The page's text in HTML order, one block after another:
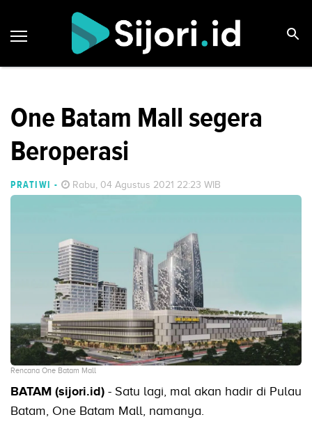
One Batam Mall segera
Beroperasi
PRATIWI - Rabu, 04 Agustus 2021 22:23 WIB
Rencana One Batam Mall
BATAM (sijori.id) - Satu lagi, mal akan hadir di Pulau
Batam, One Batam Mall, namanya.